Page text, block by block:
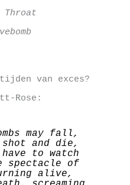
Throat
van exces?
Rose:
may fall,
shot and die,
to watch
spectacle of
alive,